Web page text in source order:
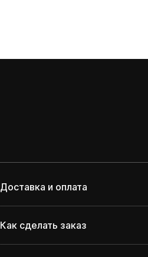
Доставка и оплата
Как сделать заказ